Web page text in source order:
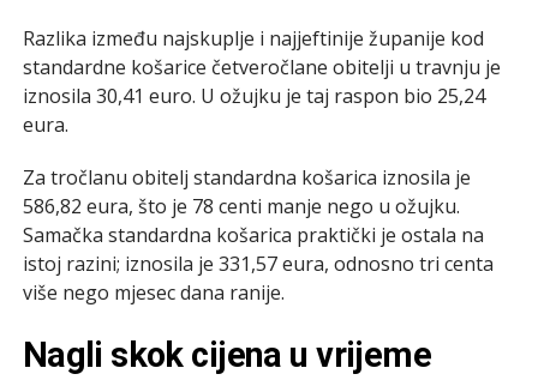
Razlika između najskuplje i najjeftinije županije kod
standardne košarice četveročlane obitelji u travnju je
iznosila 30,41 euro. U ožujku je taj raspon bio 25,24
eura.
Za tročlanu obitelj standardna košarica iznosila je
586,82 eura, što je 78 centi manje nego u ožujku.
Samačka standardna košarica praktički je ostala na
istoj razini; iznosila je 331,57 eura, odnosno tri centa
više nego mjesec dana ranije.
Nagli skok cijena u vrijeme